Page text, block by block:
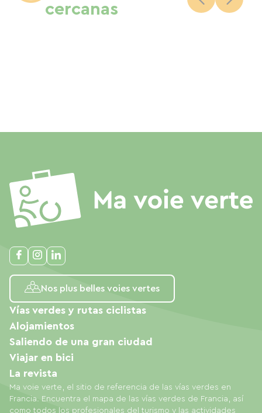
cercanas
Nos plus belles voies vertes
Ma voie verte, el sitio de referencia de las vías verdes en
Francia. Encuentra el mapa de las vías verdes de Francia, así
como todos los profesionales del turismo y las actividades
Vías verdes y rutas ciclistas
Alojamientos
Saliendo de una gran ciudad
Viajar en bici
La revista